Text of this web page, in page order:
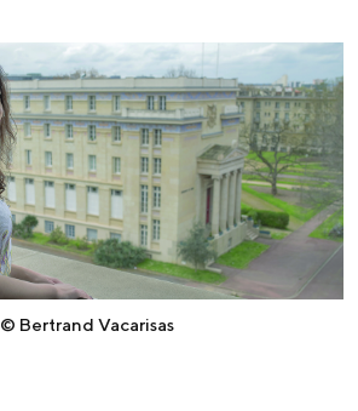
© Bertrand Vacarisas